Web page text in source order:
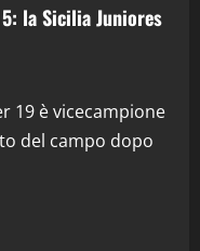
26^ Puntata
la Sicilia Juniores
19 è vicecampione
del campo dopo